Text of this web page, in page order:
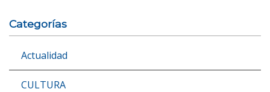
Categorías
Actualidad
CULTURA